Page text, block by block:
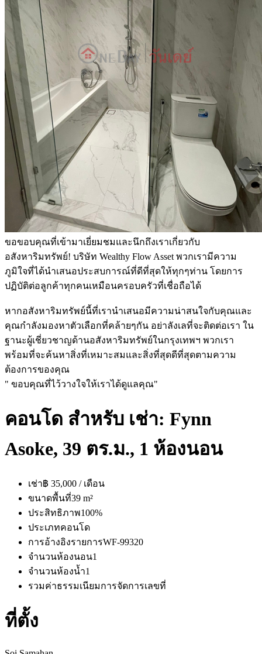
ขอขอบคุณที่เข้ามาเยี่ยมชมและนึกถึงเราเกี่ยวกับ
อสังหาริมทรัพย์! บริษัท Wealthy Flow Asset พวกเรามีความ
ภูมิใจที่ได้นำเสนอประสบการณ์ที่ดีที่สุดให้ทุกๆท่าน โดยการ
ปฏิบัติต่อลูกค้าทุกคนเหมือนครอบครัวที่เชื่อถือได้
หากอสังหาริมทรัพย์นี้ที่เรานำเสนอมีความน่าสนใจกับคุณและ
คุณกำลังมองหาตัวเลือกที่คล้ายๆกัน อย่าลังเลที่จะติดต่อเรา ใน
ฐานะผู้เชี่ยวชาญด้านอสังหาริมทรัพย์ในกรุงเทพฯ พวกเรา
พร้อมที่จะค้นหาสิ่งที่เหมาะสมและสิ่งที่สุดดีที่สุดตามความ
ต้องการของคุณ
" ขอบคุณที่ไว้วางใจให้เราได้ดูแลคุณ"
คอนโด สำหรับ เช่า: Fynn
Asoke, 39 ตร.ม., 1 ห้องนอน
เช่า฿ 35,000 / เดือน
ขนาดพื้นที่39 m²
ประสิทธิภาพ100%
ประเภทคอนโด
การอ้างอิงรายการWF-99320
จำนวนห้องนอน1
จำนวนห้องน้ำ1
รวมค่าธรรมเนียมการจัดการเลขที่
ที่ตั้ง